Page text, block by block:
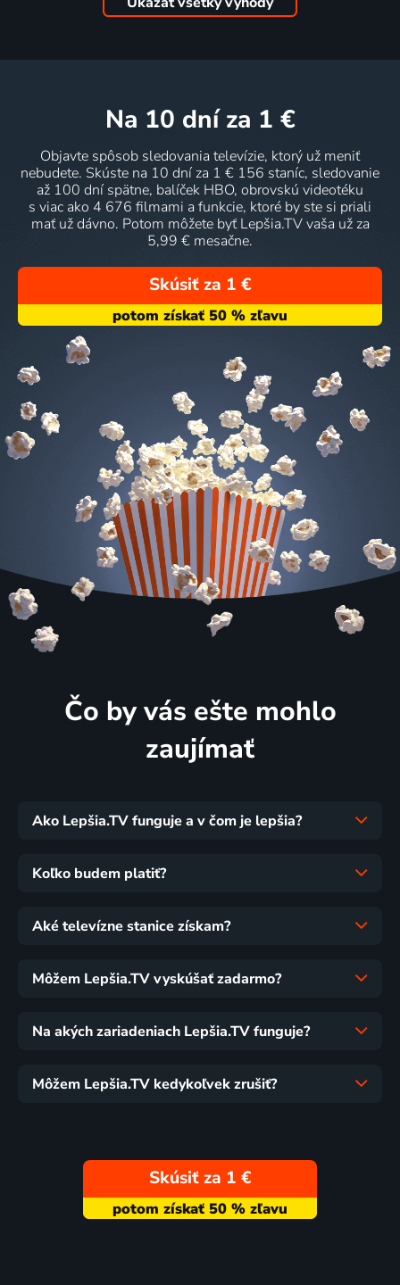
na 10 dní za 1 €
Objavte spôsob sledovania televízie, ktorý už meniť
nebudete. Skúste na 10 dní za 1 € 156 staníc, sledovanie
až 100 dní spätne, balíček HBO, obrovskú videotéku
s viac ako 4 676 filmami a funkcie, ktoré by ste si priali
mať už dávno. Potom môžete byť Lepšia.TV vaša už za
5,99 € mesačne.
Skúsiť za 1 €
Čo by vás ešte mohlo
zaujímať
Ako Lepšia.TV funguje a v čom je lepšia?
Koľko budem platiť?
Aké televízne stanice získam?
Môžem Lepšia.TV vyskúšať zadarmo?
Na akých zariadeniach Lepšia.TV funguje?
Môžem Lepšia.TV kedykoľvek zrušiť?
Skúsiť za 1 €